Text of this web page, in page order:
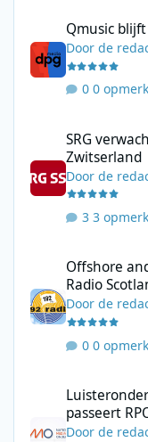
Qmusic
Doorde
0
SRG
Zwitserland
Doorde
3
Offshore
Radio
Doorde
0
passeert
Doorde